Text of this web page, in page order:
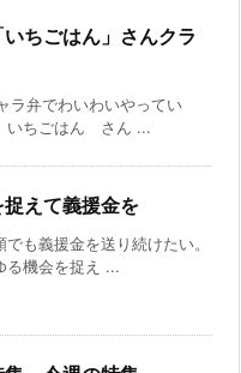
ちごはん」さんクラ
ラ弁でわいわいやってい
いちごはん さん ...
えて義援金を
も義援金を送り続けたい。
る機会を捉え ...